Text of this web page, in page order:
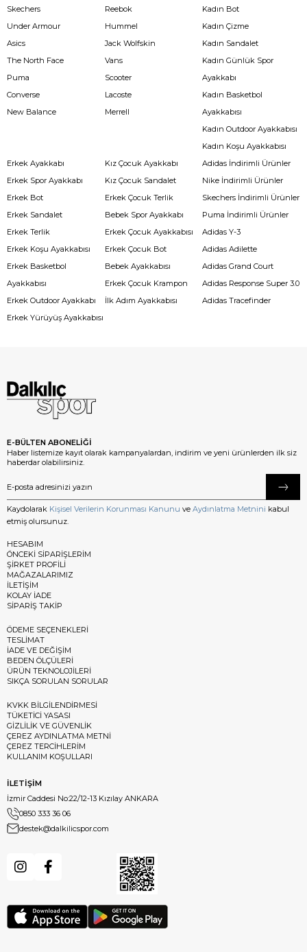
Skechers
Under Armour
Asics
The North Face
Puma
Converse
New Balance
Reebok
Hummel
Jack Wolfskin
Vans
Scooter
Lacoste
Merrell
Kadın Bot
Kadın Çizme
Kadın Sandalet
Kadın Günlük Spor
Ayakkabı
Kadın Basketbol
Ayakkabısı
Kadın Outdoor Ayakkabısı
Kadın Koşu Ayakkabısı
Erkek Ayakkabı
Erkek Spor Ayakkabı
Erkek Bot
Erkek Sandalet
Erkek Terlik
Erkek Koşu Ayakkabısı
Erkek Basketbol
Ayakkabısı
Erkek Outdoor Ayakkabı
Erkek Yürüyüş Ayakkabısı
Kız Çocuk Ayakkabı
Kız Çocuk Sandalet
Erkek Çocuk Terlik
Bebek Spor Ayakkabı
Erkek Çocuk Ayakkabısı
Erkek Çocuk Bot
Bebek Ayakkabısı
Erkek Çocuk Krampon
İlk Adım Ayakkabısı
Adidas İndirimli Ürünler
Nike İndirimli Ürünler
Skechers İndirimli Ürünler
Puma İndirimli Ürünler
Adidas Y-3
Adidas Adilette
Adidas Grand Court
Adidas Response Super 3.0
Adidas Tracefinder
E-BÜLTEN ABONELİĞİ
Haber listemize kayıt olarak kampanyalardan, indirim ve yeni ürünlerden ilk siz
haberdar olabilirsiniz.
Kaydolarak Kişisel Verilerin Korunması Kanunu ve Aydınlatma Metnini kabul
etmiş olursunuz.
HESABIM
ÖNCEKİ SİPARİŞLERİM
ŞİRKET PROFİLİ
MAĞAZALARIMIZ
İLETİŞİM
KOLAY İADE
SİPARİŞ TAKİP
ÖDEME SEÇENEKLERİ
TESLİMAT
İADE VE DEĞİŞİM
BEDEN ÖLÇÜLERİ
ÜRÜN TEKNOLOJİLERİ
SIKÇA SORULAN SORULAR
KVKK BİLGİLENDİRMESİ
TÜKETİCİ YASASI
GİZLİLİK VE GÜVENLİK
ÇEREZ AYDINLATMA METNİ
ÇEREZ TERCİHLERİM
KULLANIM KOŞULLARI
İLETİŞİM
İzmir Caddesi No:22/12-13 Kızılay ANKARA
0850 333 36 06
destek@dalkilicspor.com